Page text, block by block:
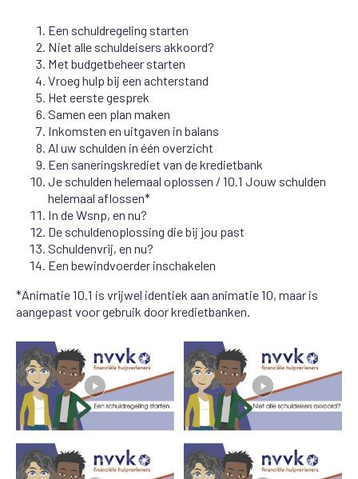
Een schuldregeling starten
Niet alle schuldeisers akkoord?
Met budgetbeheer starten
Vroeg hulp bij een achterstand
Het eerste gesprek
Samen een plan maken
Inkomsten en uitgaven in balans
Al uw schulden in één overzicht
Een saneringskrediet van de kredietbank
Je schulden helemaal oplossen / 10.1 Jouw schulden
helemaal aflossen*
In de Wsnp, en nu?
De schuldenoplossing die bij jou past
Schuldenvrij, en nu?
Een bewindvoerder inschakelen
*Animatie 10.1 is vrijwel identiek aan animatie 10, maar is
aangepast voor gebruik door kredietbanken.